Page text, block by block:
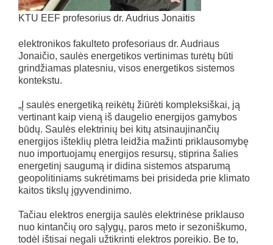
KTU EEF profesorius dr. Audrius Jonaitis
elektronikos fakulteto profesoriaus dr. Audriaus
Jonaičio, saulės energetikos vertinimas turėtų būti
grindžiamas platesniu, visos energetikos sistemos
kontekstu.
„Į saulės energetiką reikėtų žiūrėti kompleksiškai, ją
vertinant kaip vieną iš daugelio energijos gamybos
būdų. Saulės elektrinių bei kitų atsinaujinančių
energijos išteklių plėtra leidžia mažinti priklausomybę
nuo importuojamų energijos resursų, stiprina šalies
energetinį saugumą ir didina sistemos atsparumą
geopolitiniams sukrėtimams bei prisideda prie klimato
kaitos tikslų įgyvendinimo.
Tačiau elektros energija saulės elektrinėse priklauso
nuo kintančių oro sąlygų, paros meto ir sezoniškumo,
todėl ištisai negali užtikrinti elektros poreikio. Be to,